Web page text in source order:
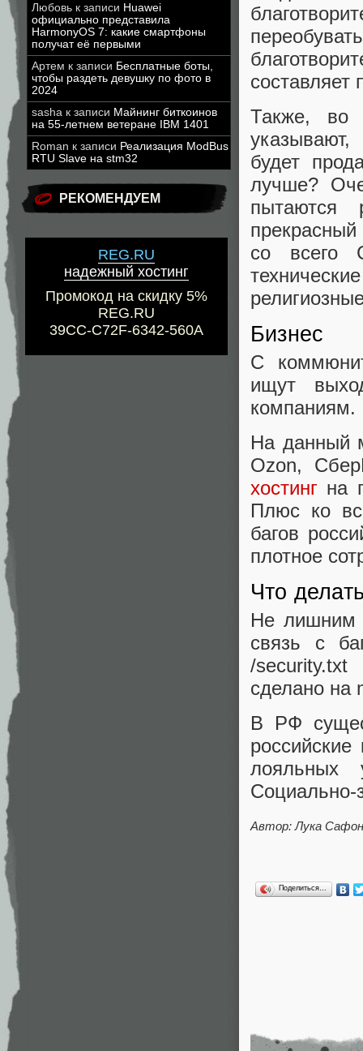
Любовь к записи Huawei
официально представила
HarmonyOS 7: какие смартфоны
получат её первыми
Артем к записи Бесплатные боты,
чтобы раздеть девушку по фото в
2024
sasha к записи Майнинг биткоинов
на 55-летнем ветеране IBM 1401
Roman к записи Реализация ModBus
RTU Slave на stm32
РЕКОМЕНДУЕМ
REG.RU
надежный хостинг
Промокод на скидку 5%
REG.RU
39CC-C72F-6342-560A
составляет
Также, во
будет
лучше?
пытаются
со
Бизнес
С
ищут
компаниям.
На данный
Ozon,
хостинг на
Плюс ко
багов
плотное
Что
Не лишним
связь с
/
сделано на
В РФ
лояльных
Автор: Лука
Поделиться…